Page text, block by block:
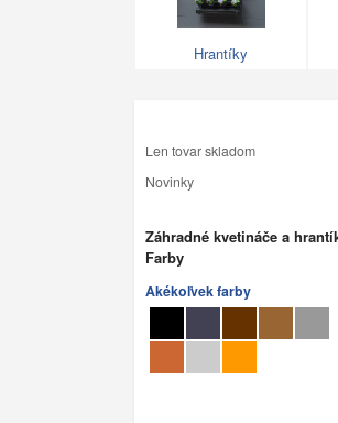
Hrantíky
Len tovar skladom
Novinky
Záhradné kvetináče a
Farby
Akékoľvek farby